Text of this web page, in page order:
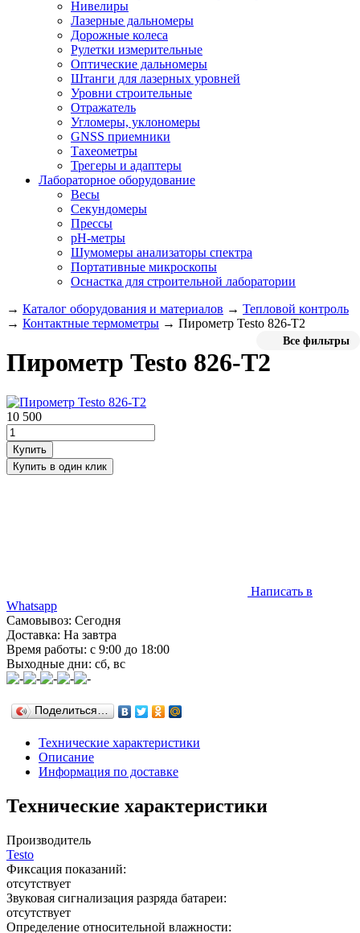
Нивелиры
Лазерные дальномеры
Дорожные колеса
Рулетки измерительные
Оптические дальномеры
Штанги для лазерных уровней
Уровни строительные
Отражатель
Угломеры, уклономеры
GNSS приемники
Тахеометры
Трегеры и адаптеры
Лабораторное оборудование
Весы
Секундомеры
Прессы
pH-метры
Шумомеры анализаторы спектра
Портативные микроскопы
Оснастка для строительной лаборатории
→ Каталог оборудования и материалов → Тепловой контроль
→ Контактные термометры → Пирометр Testo 826-T2
Все фильтры
Пирометр Testo 826-T2
10 500
Написать в
Whatsapp
Самовывоз: Сегодня
Доставка: На завтра
Время работы: с 9:00 до 18:00
Выходные дни: сб, вс
Поделиться…
Технические характеристики
Описание
Информация по доставке
Технические характеристики
Производитель
Testo
Фиксация показаний:
отсутствует
Звуковая сигнализация разряда батареи:
отсутствует
Определение относительной влажности: